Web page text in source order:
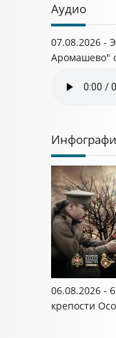
Аудио
07.08.2026 -
Аромашево"
06.08.2026 -
крепости